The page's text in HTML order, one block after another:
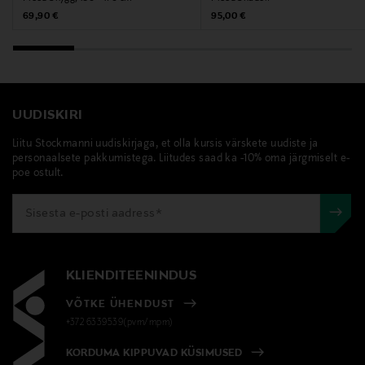
sisustus
Original Price
69,90 €
Original Price
95,00 €
UUDISKIRI
Liitu Stockmanni uudiskirjaga, et olla kursis värskete uudiste ja
personaalsete pakkumistega. Liitudes saad ka -10% oma järgmiselt e-
poe ostult.
KLIENDITEENINDUS
VÕTKE ÜHENDUST
+372 6339539(pvm/mpm)
KORDUMA KIPPUVAD KÜSIMUSED